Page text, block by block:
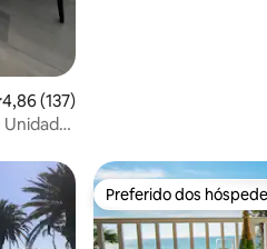
de uma avaliação média de 5,
4,86 (137)
Unidade
Preferido dos
Preferido dos